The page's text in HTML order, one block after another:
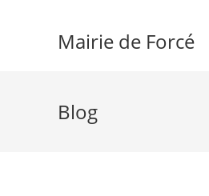
Mairie de Forcé
Blog